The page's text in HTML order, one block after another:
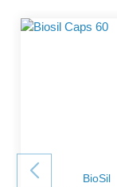
BioSil